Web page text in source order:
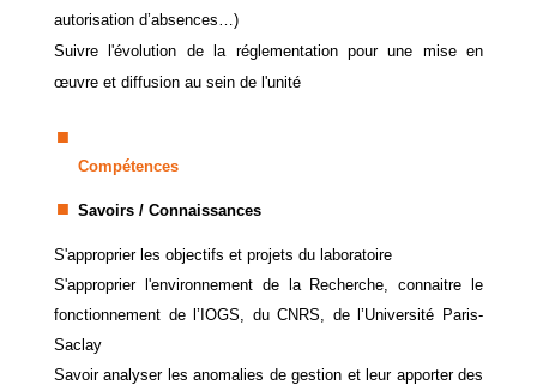
autorisation d’absences…)
Suivre l'évolution de la réglementation pour une mise en
œuvre et diffusion au sein de l'unité
Compétences
Savoirs / Connaissances
S'approprier les objectifs et projets du laboratoire
S'approprier l'environnement de la Recherche, connaitre le
fonctionnement de l’IOGS, du CNRS, de l’Université Paris-
Saclay
Savoir analyser les anomalies de gestion et leur apporter des